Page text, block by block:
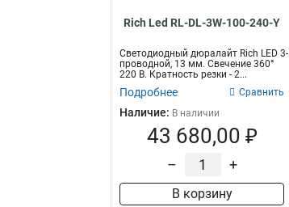
Rich Led RL-DL-3W-100-240-Y
Светодиодный дюралайт Rich LED 3-
проводной, 13 мм. Свечение 360°
220 В. Кратность резки - 2...
Подробнее Сравнить
Наличие: В наличии
43 680,00 ₽
– +
В корзину